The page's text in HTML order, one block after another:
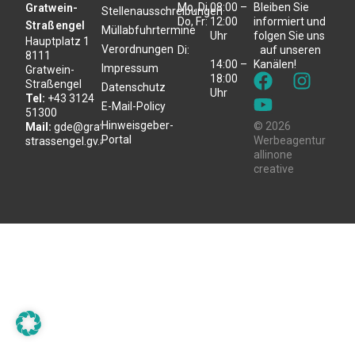
Gratwein-
Straßengel
Hauptplatz 1
8111
Gratwein-
Straßengel
Tel: +43 3124
51300
Mail: gde@gratwein-
strassengel.gv.at
Stellenausschreibungen
Müllabfuhrtermine
Verordnungen
Impressum
Datenschutz
E-Mail-Policy
Hinweisgeber-
Portal
Mo, Di,
Do, Fr:
Di:
08:00 –
12:00
Uhr
14:00 –
18:00
Uhr
Bleiben Sie
informiert und
folgen Sie uns
auf unseren
Kanälen!
© 2026
Werbeagentur
allinone
creative